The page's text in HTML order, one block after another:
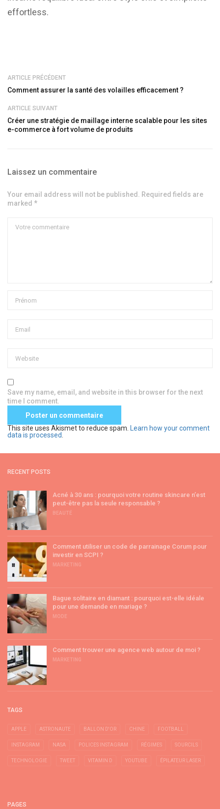
effortless.
ARTICLE PRÉCÉDENT
Comment assurer la santé des volailles efficacement ?
ARTICLE SUIVANT
Créer une stratégie de maillage interne scalable pour les sites
e-commerce à fort volume de produits
Laissez un commentaire
Your email address will not be published. Required fields are
marked *
Save my name, email, and website in this browser for the next
time I comment.
This site uses Akismet to reduce spam. Learn how your comment
data is processed.
RECENT POSTS
Acné à 30 ans : pourquoi votre routine skincare n’est
peut-être pas la seule responsable ?
BEAUTÉ
Comment utiliser un code de parrainage Corum pour
investir en SCPI ?
MARKETING
Bague solitaire en diamant : pourquoi est-elle idéale
pour une demande en mariage ?
MODE
Comment trouver une agence web autour de moi ?
MARKETING
TAGS
APPLE ASTRONAUTE BALLON D'OR CHINE FOOTBALL
INSTAGRAM NASA POLICES INSTAGRAM RÉGIMES SOURCILS
TECHNOLOGIE TWEET VITAMIN D YOUTUBE ÉPILATEUR LASER
PAGES